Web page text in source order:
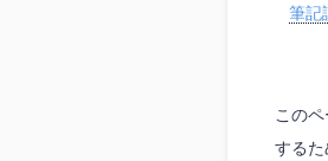
筆記
この
するた